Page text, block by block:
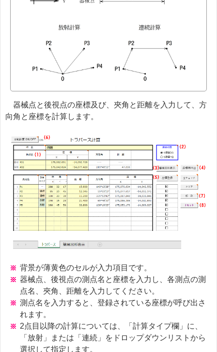
器械点と後視点の座標及び、夾角と距離を入力して、方
向角と座標を計算します。
背景が薄黄色のセルが入力項目です。
器械点、後視点の測点名と座標を入力し、各測点の測
点名、夾角、距離を入力してください。
測点名を入力すると、登録されている座標が呼び出さ
れます。
2点目以降の計算については、「計算タイプ欄」に、
「放射」または「連続」をドロップダウンリストから
選択して指定します。